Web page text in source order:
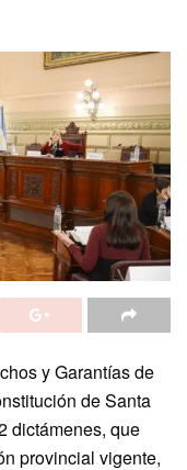
y Garantías de
de Santa
dictámenes, que
provincial vigente,